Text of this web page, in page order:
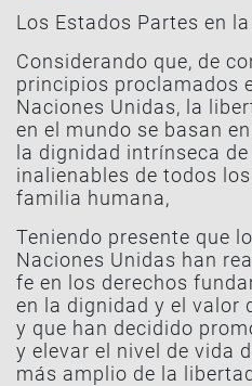
Los Estados Partes en
Considerando que, de
principios proclamados
Naciones Unidas, la
en el mundo se basan
la dignidad intrínseca
inalienables de todos
familia humana,
Teniendo presente que
Naciones Unidas han
fe en los derechos
en la dignidad y el valor
y que han decidido
y elevar el nivel de vida
más amplio de la